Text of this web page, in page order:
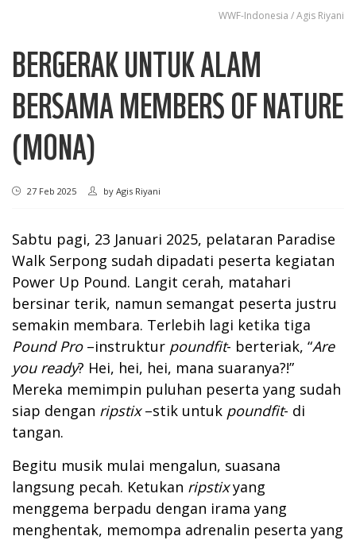
WWF-Indonesia / Agis Riyani
BERGERAK UNTUK ALAM
BERSAMA MEMBERS OF NATURE
(MONA)
27 Feb 2025 by Agis Riyani
Sabtu pagi, 23 Januari 2025, pelataran Paradise
Walk Serpong sudah dipadati peserta kegiatan
Power Up Pound. Langit cerah, matahari
bersinar terik, namun semangat peserta justru
semakin membara. Terlebih lagi ketika tiga
Pound Pro–instruktur poundfit- berteriak, “Are
you ready? Hei, hei, hei, mana suaranya?!”
Mereka memimpin puluhan peserta yang sudah
siap dengan ripstix–stik untuk poundfit- di
tangan.
Begitu musik mulai mengalun, suasana
langsung pecah. Ketukan ripstixyang
menggema berpadu dengan irama yang
menghentak, memompa adrenalin peserta yang